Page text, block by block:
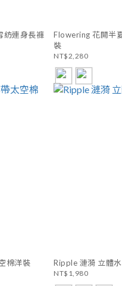
紡連身長褲
Flowering 花開半
裝
NT$2,280
棉洋裝 Ripple 漣漪 立體
NT$1,980